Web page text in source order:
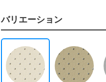
バリエーション